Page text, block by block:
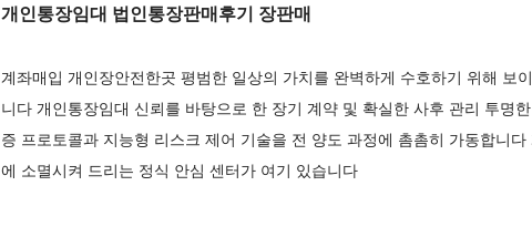
개인통장임대 법인통장판매후기 장판매
계좌매입 개인장안전한곳 평범한 일상의 가치를 완벽하게 수호하기 위해 보
니다 개인통장임대 신뢰를 바탕으로 한 장기 계약 및 확실한 사후 관리 투명
증 프로토콜과 지능형 리스크 제어 기술을 전 양도 과정에 촘촘히 가동합니
에 소멸시켜 드리는 정식 안심 센터가 여기 있습니다